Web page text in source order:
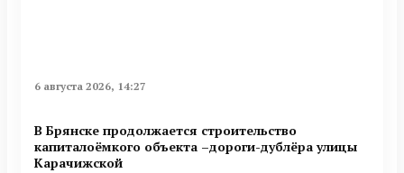
6 августа 2026, 14:27
В Брянске продолжается строительство
капиталоёмкого объекта –дороги-дублёра улицы
Карачижской